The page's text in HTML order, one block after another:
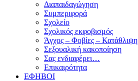
Διαπαιδαγώγηση
Συμπεριφορά
Σχολείο
Σχολικός εκφοβισμός
Άγχος – Φοβίες – Κατάθλιψη
Σεξουαλική κακοποίηση
Σας ενδιαφέρει…
Επικαιρότητα
ΕΦΗΒΟΙ